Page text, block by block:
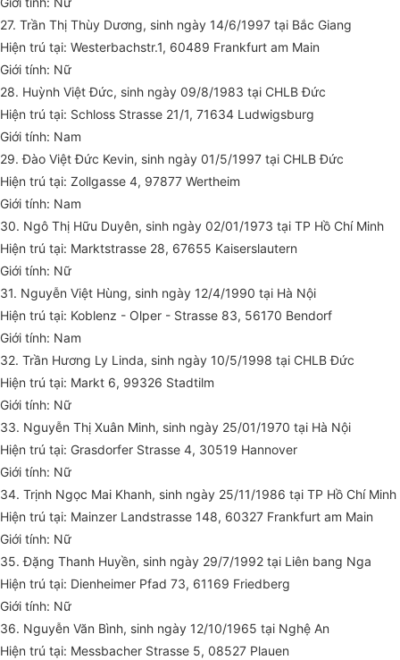
27. Trần Thị Thùy Dương, sinh ngày 14/6/1997 tại Bắc Giang
Hiện trú tại: Westerbachstr.1, 60489 Frankfurt am Main
Giới tính: Nữ
28. Huỳnh Việt Đức, sinh ngày 09/8/1983 tại CHLB Đức
Hiện trú tại: Schloss Strasse 21/1, 71634 Ludwigsburg
Giới tính: Nam
29. Đào Việt Đức Kevin, sinh ngày 01/5/1997 tại CHLB Đức
Hiện trú tại: Zollgasse 4, 97877 Wertheim
Giới tính: Nam
30. Ngô Thị Hữu Duyên, sinh ngày 02/01/1973 tại TP Hồ Chí Minh
Hiện trú tại: Marktstrasse 28, 67655 Kaiserslautern
Giới tính: Nữ
31. Nguyễn Việt Hùng, sinh ngày 12/4/1990 tại Hà Nội
Hiện trú tại: Koblenz - Olper - Strasse 83, 56170 Bendorf
Giới tính: Nam
32. Trần Hương Ly Linda, sinh ngày 10/5/1998 tại CHLB Đức
Hiện trú tại: Markt 6, 99326 Stadtilm
Giới tính: Nữ
33. Nguyễn Thị Xuân Minh, sinh ngày 25/01/1970 tại Hà Nội
Hiện trú tại: Grasdorfer Strasse 4, 30519 Hannover
Giới tính: Nữ
34. Trịnh Ngọc Mai Khanh, sinh ngày 25/11/1986 tại TP Hồ Chí Minh
Hiện trú tại: Mainzer Landstrasse 148, 60327 Frankfurt am Main
Giới tính: Nữ
35. Đặng Thanh Huyền, sinh ngày 29/7/1992 tại Liên bang Nga
Hiện trú tại: Dienheimer Pfad 73, 61169 Friedberg
Giới tính: Nữ
36. Nguyễn Văn Bình, sinh ngày 12/10/1965 tại Nghệ An
Hiện trú tại: Messbacher Strasse 5, 08527 Plauen